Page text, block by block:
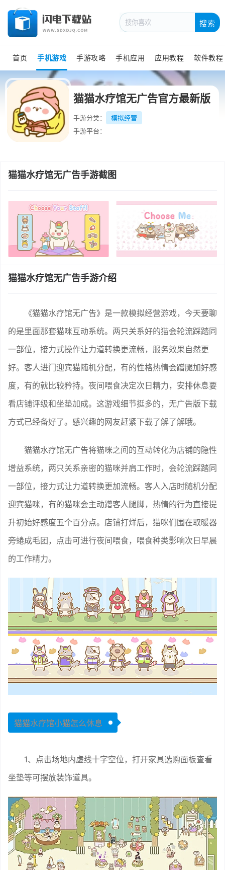
搜索
首页 手机游戏 手游攻略 手机应用 应用教程 软件教程
猫猫水疗馆无广告官方最新版
手游分类：
模拟经营
手游平台：
猫猫水疗馆无广告手游截图
猫猫水疗馆无广告手游介绍
《猫猫水疗馆无广告》是一款模拟经营游戏，今天要聊
的是里面那套猫咪互动系统。两只关系好的猫会轮流踩踏同
一部位，接力式操作让力道转换更流畅，服务效果自然更
好。客人进门迎宾猫随机分配，有的性格热情会蹭腿加好感
度，有的就比较矜持。夜间喂食决定次日精力，安排休息要
看店铺评级和坐垫加成。这游戏细节挺多的，无广告版下载
方式已经备好了。感兴趣的网友赶紧下载了解了解哦。
猫猫水疗馆无广告将猫咪之间的互动转化为店铺的隐性
增益系统，两只关系亲密的猫咪并肩工作时，会轮流踩踏同
一部位，接力式让力道转换更加流畅。客人入店时随机分配
迎宾猫咪，有的猫咪会主动蹭客人腿脚，热情的行为直接提
升初始好感度五个百分点。店铺打烊后，猫咪们围在取暖器
旁蜷成毛团，点击可进行夜间喂食，喂食种类影响次日早晨
的工作精力。
猫猫水疗馆小猫怎么休息
1、点击场地内虚线十字空位，打开家具选购面板查看
坐垫等可摆放装饰道具。